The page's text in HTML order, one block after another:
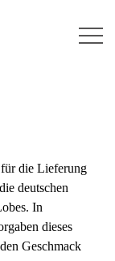
die Lieferung
deutschen
In
dieses
Geschmack